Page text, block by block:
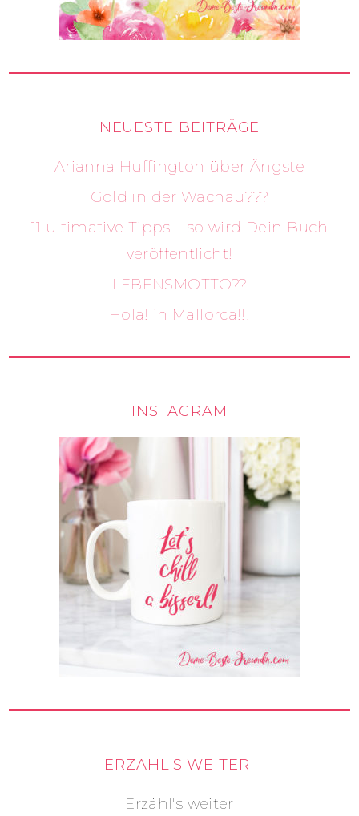
NEUESTE BEITRÄGE
Arianna Huffington über Ängste
Gold in der Wachau???
11 ultimative Tipps – so wird Dein Buch
veröffentlicht!
LEBENSMOTTO??
Hola! in Mallorca!!!
INSTAGRAM
ERZÄHL'S WEITER!
Erzähl's weiter